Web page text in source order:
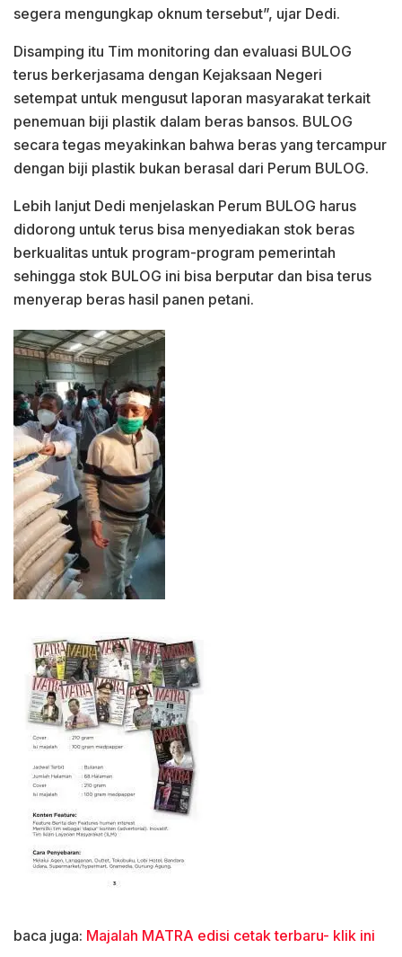
segera mengungkap oknum tersebut”, ujar Dedi.
Disamping itu Tim monitoring dan evaluasi BULOG
terus berkerjasama dengan Kejaksaan Negeri
setempat untuk mengusut laporan masyarakat terkait
penemuan biji plastik dalam beras bansos. BULOG
secara tegas meyakinkan bahwa beras yang tercampur
dengan biji plastik bukan berasal dari Perum BULOG.
Lebih lanjut Dedi menjelaskan Perum BULOG harus
didorong untuk terus bisa menyediakan stok beras
berkualitas untuk program-program pemerintah
sehingga stok BULOG ini bisa berputar dan bisa terus
menyerap beras hasil panen petani.
baca juga: Majalah MATRA edisi cetak terbaru- klik ini